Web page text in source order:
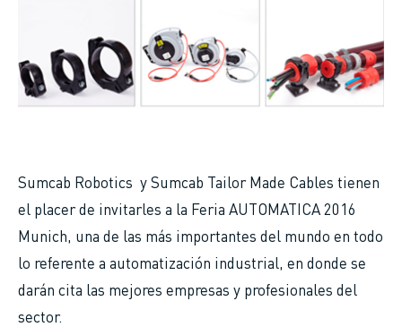
Sumcab Robotics y Sumcab Tailor Made Cables tienen
el placer de invitarles a la Feria AUTOMATICA 2016
Munich, una de las más importantes del mundo en todo
lo referente a automatización industrial, en donde se
darán cita las mejores empresas y profesionales del
sector.